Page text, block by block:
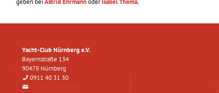
geben beiAstrid EhrmannoderIsabel Thoma.
Yacht-Club Nürnberg e.V.
Bayernstraße 134
90478 Nürnberg
0911 40 31 30
clubhaus@ycn.de